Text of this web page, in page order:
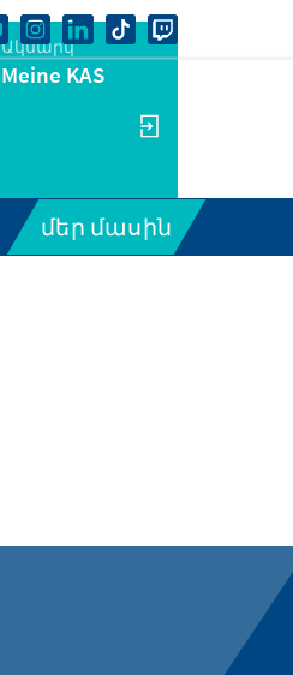
Ակնարկ
Meine KAS
մեր մասին